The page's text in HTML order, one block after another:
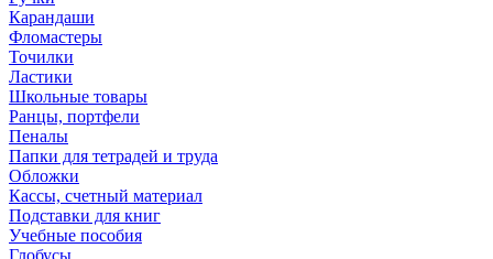
Карандаши
Фломастеры
Точилки
Ластики
Школьные товары
Ранцы, портфели
Пеналы
Папки для тетрадей и труда
Обложки
Кассы, счетный материал
Подставки для книг
Учебные пособия
Глобусы